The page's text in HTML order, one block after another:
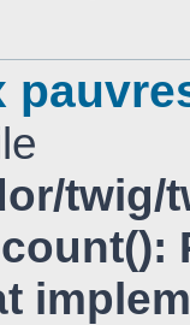
count():